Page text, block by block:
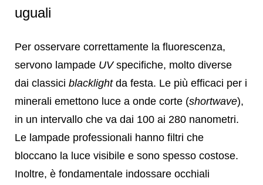
uguali
Per osservare correttamente la fluorescenza,
servono lampade UVspecifiche, molto diverse
dai classici blacklightda festa. Le più efficaci per i
minerali emettono luce a onde corte (shortwave),
in un intervallo che va dai 100 ai 280 nanometri.
Le lampade professionali hanno filtri che
bloccano la luce visibile e sono spesso costose.
Inoltre, è fondamentale indossare occhiali